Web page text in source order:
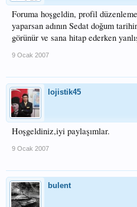
Foruma hoşgeldin, profil
yaparsan adının Sedat doğum
görünür ve sana hitap ederken
9 Ocak 2007
lojistik45
Hoşgeldiniz,iyi paylaşımlar.
9 Ocak 2007
bulent